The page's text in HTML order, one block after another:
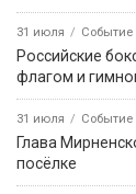
31 июля Событие
Российские
флагом и
31 июля Событие
Глава
посёлке